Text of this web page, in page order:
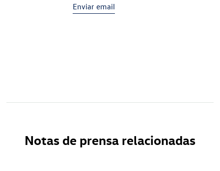
Enviar email
Notas de prensa relacionadas